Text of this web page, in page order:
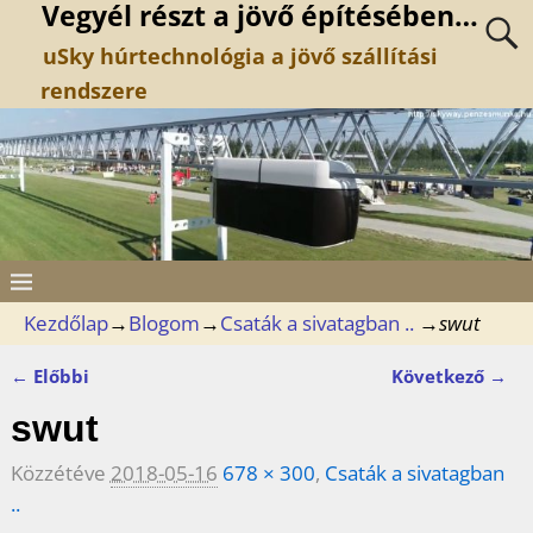
Vegyél részt a jövő építésében…
uSky húrtechnológia a jövő szállítási
rendszere
Kezdőlap→Blogom→Csaták a sivatagban .. →swut
← Előbbi Következő →
swut
Közzétéve 2018-05-16 678 × 300, Csaták a sivatagban
..